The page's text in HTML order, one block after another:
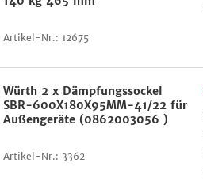
Artikel-Nr.: 12675
Würth 2 x Dämpfungssockel
SBR-600X180X95MM-41/22 für
Außengeräte (0862003056 )
Artikel-Nr.: 3362